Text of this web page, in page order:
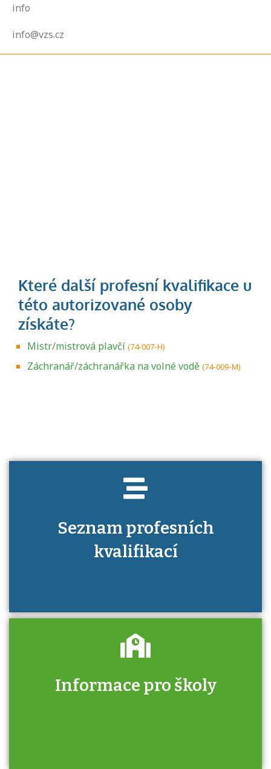
info
info@vzs.cz
Mistr/mistrová plavčí (74-007-H)
Záchranář/záchranářka na volné vodě (74-009-M)
Seznam profesních
kvalifikací
Projděte si seznam profesních kvalifikací.
Informace pro školy
Zjistěte, jak se přihlásit ke zkoušce a kde